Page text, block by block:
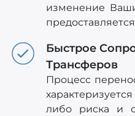
изменение
Быстрое
Трансферов
Процесс
либо риска и